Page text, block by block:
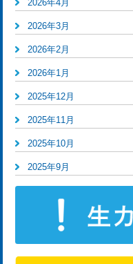
2026年4月
2026年3月
2026年2月
2026年1月
2025年12月
2025年11月
2025年10月
2025年9月